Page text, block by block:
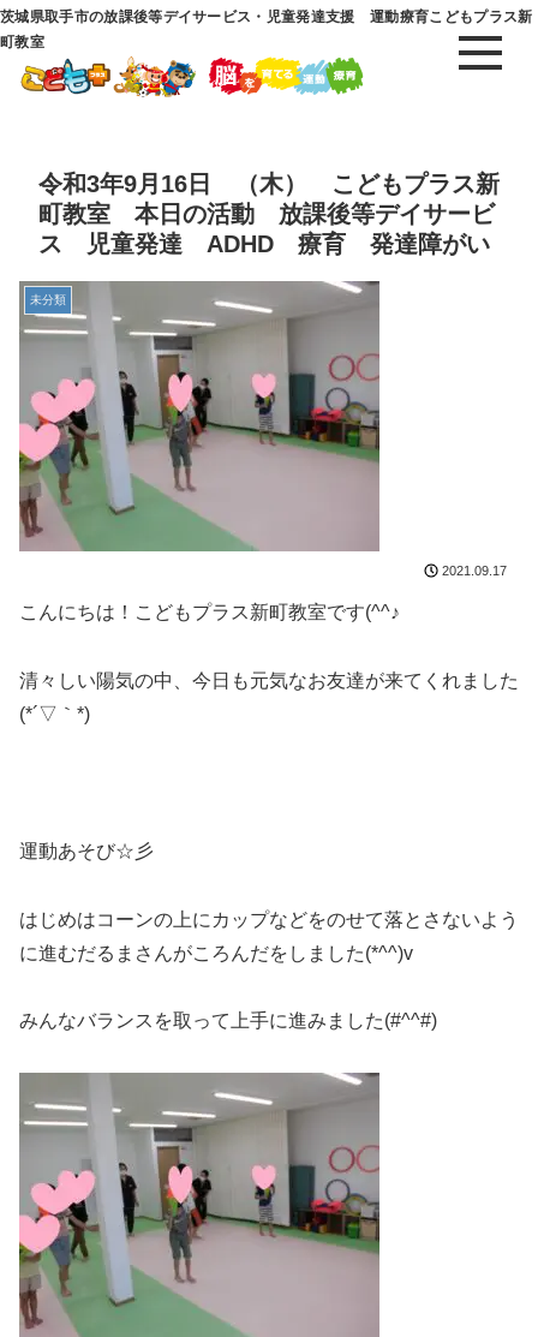
茨城県取手市の放課後等デイサービス・児童発達支援 運動療育こどもプラス新
町教室
令和3年9月16日 （木） こどもプラス新
町教室 本日の活動 放課後等デイサービ
ス 児童発達 ADHD 療育 発達障がい
未分類
2021.09.17
こんにちは！こどもプラス新町教室です(^^♪
清々しい陽気の中、今日も元気なお友達が来てくれました
(*´▽｀*)
運動あそび☆彡
はじめはコーンの上にカップなどをのせて落とさないよう
に進むだるまさんがころんだをしました(*^^)v
みんなバランスを取って上手に進みました(#^^#)